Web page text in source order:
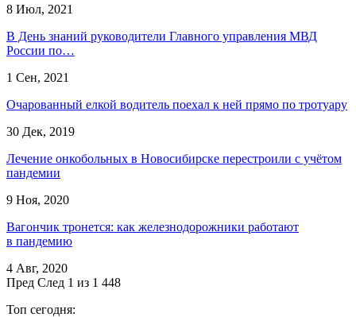
8 Июл, 2021
В День знаний руководители Главного управления МВД
России по…
1 Сен, 2021
Очарованный елкой водитель поехал к ней прямо по тротуару
30 Дек, 2019
Лечение онкобольных в Новосибирске перестроили с учётом
пандемии
9 Ноя, 2020
Вагончик тронется: как железнодорожники работают
в пандемию
4 Авг, 2020
Пред След 1 из 1 448
Топ сегодня: